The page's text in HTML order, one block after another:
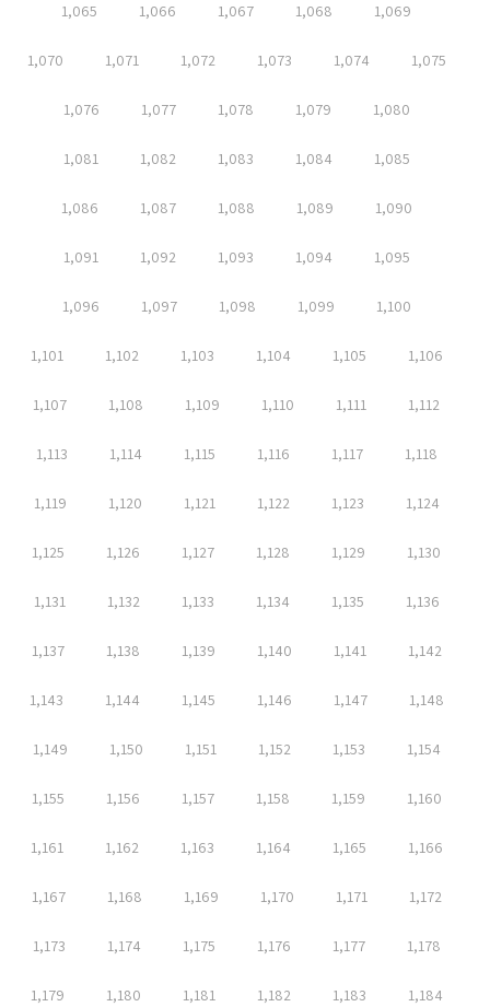
1,065 1,066 1,067 1,068 1,069
1,070 1,071 1,072 1,073 1,074 1,075
1,076 1,077 1,078 1,079 1,080
1,081 1,082 1,083 1,084 1,085
1,086 1,087 1,088 1,089 1,090
1,091 1,092 1,093 1,094 1,095
1,096 1,097 1,098 1,099 1,100
1,101 1,102 1,103 1,104 1,105 1,106
1,107 1,108 1,109 1,110 1,111 1,112
1,113 1,114 1,115 1,116 1,117 1,118
1,119 1,120 1,121 1,122 1,123 1,124
1,125 1,126 1,127 1,128 1,129 1,130
1,131 1,132 1,133 1,134 1,135 1,136
1,137 1,138 1,139 1,140 1,141 1,142
1,143 1,144 1,145 1,146 1,147 1,148
1,149 1,150 1,151 1,152 1,153 1,154
1,155 1,156 1,157 1,158 1,159 1,160
1,161 1,162 1,163 1,164 1,165 1,166
1,167 1,168 1,169 1,170 1,171 1,172
1,173 1,174 1,175 1,176 1,177 1,178
1,179 1,180 1,181 1,182 1,183 1,184